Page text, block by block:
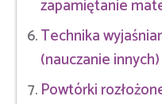
zapamiętanie
Technika
(nauczanie innych)
Powtórki